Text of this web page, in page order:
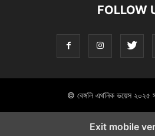
FOLLOW
© বেঙ্গলি এথনিক ভয়েস ২০২৫
Exit mobile